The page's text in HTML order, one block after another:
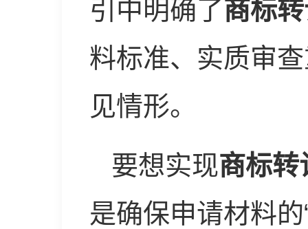
引中明确了商标
料标准、实质审
见情形。
要想实现商标转
是确保申请材料的